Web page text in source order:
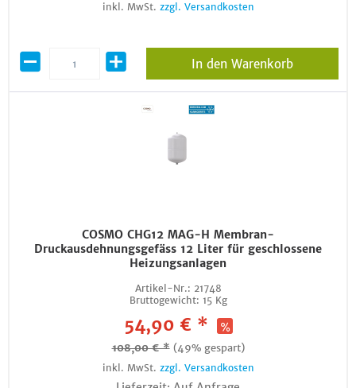
inkl. MwSt. zzgl. Versandkosten
In den Warenkorb
COSMO CHG12 MAG-H Membran-
Druckausdehnungsgefäss 12 Liter für geschlossene
Heizungsanlagen
Artikel-Nr.: 21748
Bruttogewicht: 15 Kg
54,90 € *
108,00 € * (49% gespart)
inkl. MwSt. zzgl. Versandkosten